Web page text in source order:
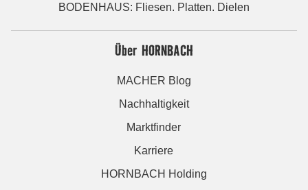
BODENHAUS: Fliesen. Platten. Dielen
Über HORNBACH
MACHER Blog
Nachhaltigkeit
Marktfinder
Karriere
HORNBACH Holding